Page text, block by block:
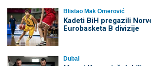
Blistao Mak Omerović
Kadeti BiH pregazili
Eurobasketa B divizije
Dubai